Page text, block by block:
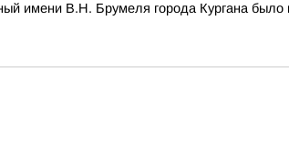
имени В.Н. Брумеля города Кургана было